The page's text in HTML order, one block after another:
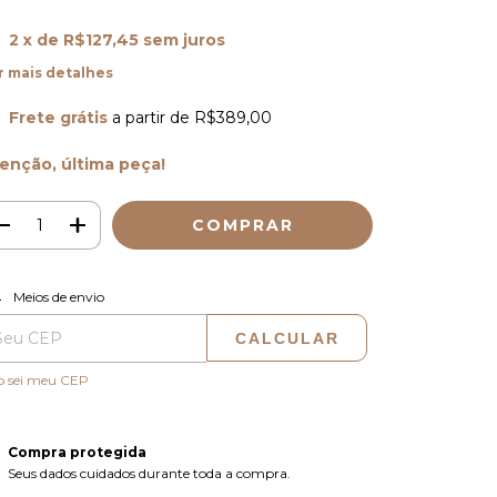
2 x de R$127,45 sem juros
mais detalhes
Frete grátis a partir de R$389,00
última peça!
para o CEP:
Meios de envio
CALCULAR
sei meu CEP
Compra protegida
Seus dados cuidados durante toda a compra.